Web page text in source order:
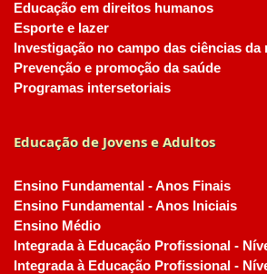
Educação em direitos humanos
Esporte e lazer
Investigação no campo das ciências da
Prevenção e promoção da saúde
Programas intersetoriais
Educação de Jovens e Adultos
Ensino Fundamental - Anos Finais
Ensino Fundamental - Anos Iniciais
Ensino Médio
Integrada à Educação Profissional -
Integrada à Educação Profissional -